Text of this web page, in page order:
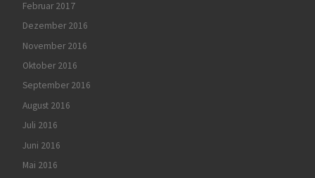
Februar 2017
Dezember 2016
November 2016
Oktober 2016
September 2016
August 2016
Juli 2016
Juni 2016
Mai 2016